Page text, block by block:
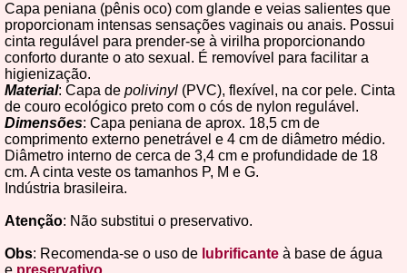
Capa peniana (pênis oco) com glande e veias salientes que
proporcionam intensas sensações vaginais ou anais. Possui
cinta regulável para prender-se à virilha proporcionando
conforto durante o ato sexual. É removível para facilitar a
higienização.
Material: Capa de polivinyl (PVC), flexível, na cor pele. Cinta
de couro ecológico preto com o cós de nylon regulável.
Dimensões: Capa peniana de aprox. 18,5 cm de
comprimento externo penetrável e 4 cm de diâmetro médio.
Diâmetro interno de cerca de 3,4 cm e profundidade de 18
cm. A cinta veste os tamanhos P, M e G.
Indústria brasileira.
Atenção: Não substitui o preservativo.
Obs: Recomenda-se o uso de lubrificante à base de água
e preservativo.